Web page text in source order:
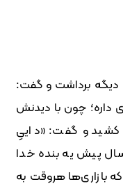
برداشت و گفت:
چون با دیدنش
کشید و گفت: «داییِ
پیش یه بنده‌ خدا
بازاری‌ها هروقت به